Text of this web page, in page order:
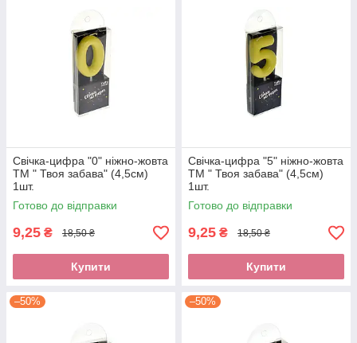
Свічка-цифра "0" ніжно-жовта
ТМ " Твоя забава" (4,5см)
1шт.
Готово до відправки
9,25 ₴ 18,50 ₴
Купити
Свічка-цифра "5" ніжно-жовта
ТМ " Твоя забава" (4,5см)
1шт.
Готово до відправки
9,25 ₴ 18,50 ₴
Купити
–50% –50%